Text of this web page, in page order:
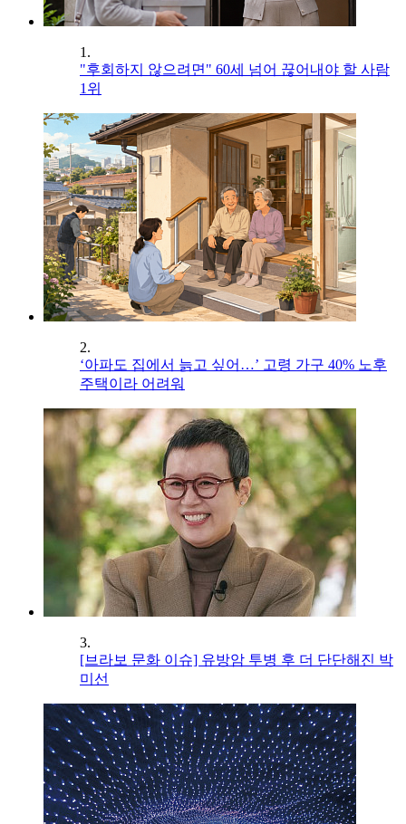
1.
"후회하지 않으려면" 60세 넘어 끊어내야 할 사람
1위
2.
‘아파도 집에서 늙고 싶어…’ 고령 가구 40% 노후
주택이라 어려워
3.
[브라보 문화 이슈] 유방암 투병 후 더 단단해진 박
미선